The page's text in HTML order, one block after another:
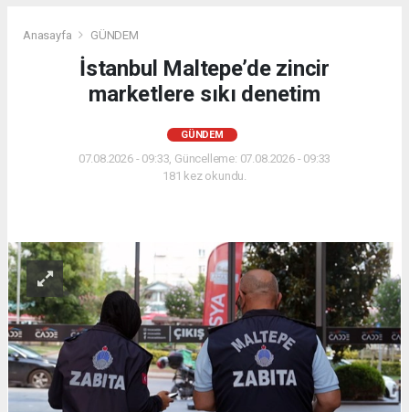
Anasayfa GÜNDEM
İstanbul Maltepe’de zincir
marketlere sıkı denetim
GÜNDEM
07.08.2026 - 09:33, Güncelleme: 07.08.2026 - 09:33
181 kez okundu.